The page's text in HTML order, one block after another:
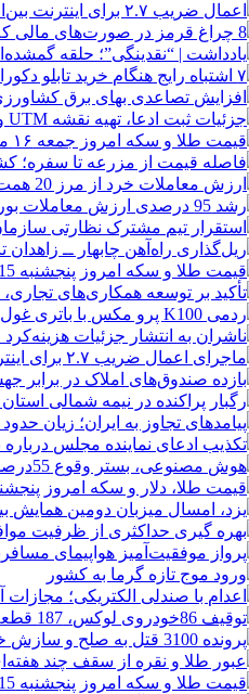
اعمال ضریب ۲.۷ برای اینترنت بین‌الملل صحت دارد؟ / واکنش سازمان تنظیم مقررات
8 چراغ قرمز در صورت‌های مالی که احتمال تقلب را آشکار می‌کند
یادداشت | “نقدینگی”؛ حلقه
۷ اشتباه رایج هنگام خرید تابلو دکوراتیو که بهتر است مرتکب نشوید
افزایش تصاعدی بهای برق
جزئیات ثبت ادعا، تهیه نقشه UTM و ارائه مادر سند اعلام شد
قیمت طلا و سکه امروز جمعه ۱۶ مرداد/ کاهش قیمت ها+ جدول و جزییات
فاصله قیمت از مزرعه تا سفره؛
ارزش معاملات خرد از مرز 20 همت عبور کرد
رشد 95 درصدی ارزش معاملات بورس‌های کالایی
استقرار تیم مشترک نظارتی
ریل‌گذاری راه‌آهن چابهار ــ زاهدان
قیمت طلا و سکه امروز پنجشنبه 15مرداد/ تمام قیمت ها بر مدار افزایش + جدول
تأکید بر توسعه همکاری‌های
ردمی K100 پرو مکس با باتری غول‌پیکر و شارژ بی‌سیم روانه بازار می‌شود
ناشران به انتشار جزئیات
ماجرای اعمال ضریب ۲.۷ برای اینترنت بین‌الملل چیست؟
بازده صندوق‌های املاک در
رگبار پراکنده در نیمه شمالی استان
پیامدهای تجاوز به ایران؛ زیان حدود ۲۰۰ میلیون یورویی شرکت هواپیمایی مجارستان
تکذیب ادعای نماینده مجلس
هوش مصنوعی، بستر وقوع 55درصد جرایم سایبری آفریقاست
قیمت طلا، دلار و سکه امروز پنجشنبه 15مرداد/ افزایش قیمت ها +
یزد، امسال میزبان دومین همایش
بهره گیری حداکثری از ظرفیت
پرواز موفقیت‌آمیز هواپیمای
ورود موج تازه گرما به کشور
اعدام با صندلی الکتریکی؛
توقیف 86خودروی لوکس، 187 قطعه زمین و 86 آپارتمان تراستی‌ها
پرونده 3100 قتل به صلح و سازش ختم شد
عبور طلا و نقره از سقف چند
قیمت طلا و سکه امروز پنجشنبه 15مرداد 1405/ افزایش همه قیمت ها + جدول